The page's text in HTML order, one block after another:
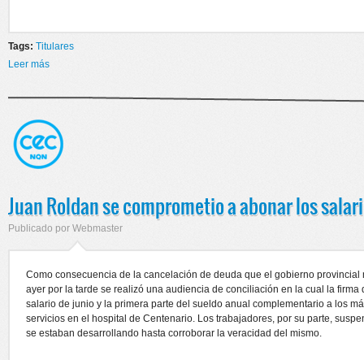
Tags: Titulares
Leer más
Juan Roldan se comprometio a abonar los
Publicado por Webmaster
Como consecuencia de la cancelación de deuda que el gobierno provincial
ayer por la tarde se realizó una audiencia de conciliación en la cual la
salario de junio y la primera parte del sueldo anual complementario a los
servicios en el hospital de Centenario. Los trabajadores, por su parte,
se estaban desarrollando hasta corroborar la veracidad del mismo.